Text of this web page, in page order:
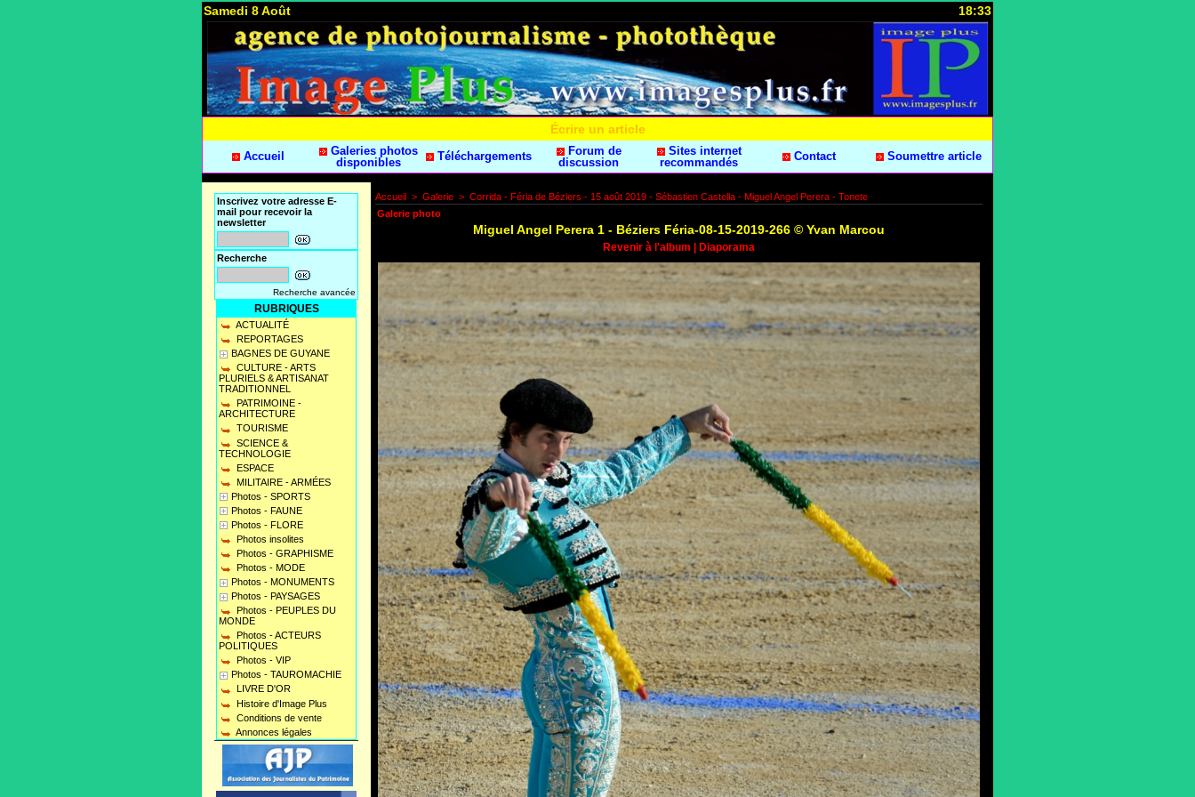
Samedi 8 Août 18:33
Écrire un article
Accueil
Galeries photos
disponibles
Téléchargements
Forum de
discussion
Sites internet
recommandés
Contact Soumettre article
Inscrivez votre adresse E-
mail pour recevoir la
newsletter
Recherche
Recherche avancée
RUBRIQUES
ACTUALITÉ
REPORTAGES
BAGNES DE GUYANE
CULTURE - ARTS
PLURIELS & ARTISANAT
TRADITIONNEL
PATRIMOINE -
ARCHITECTURE
TOURISME
SCIENCE &
TECHNOLOGIE
ESPACE
MILITAIRE - ARMÉES
Photos - SPORTS
Photos - FAUNE
Photos - FLORE
Photos insolites
Photos - GRAPHISME
Photos - MODE
Photos - MONUMENTS
Photos - PAYSAGES
Photos - PEUPLES DU
MONDE
Photos - ACTEURS
POLITIQUES
Photos - VIP
Photos - TAUROMACHIE
LIVRE D'OR
Histoire d'Image Plus
Conditions de vente
Annonces légales
Accueil > Galerie > Corrida - Féria de Béziers - 15 août 2019 - Sébastien Castella - Miguel Angel Perera - Tonete
Galerie photo
Miguel Angel Perera 1 - Béziers Féria-08-15-2019-266 © Yvan Marcou
Revenir à l'album Diaporama